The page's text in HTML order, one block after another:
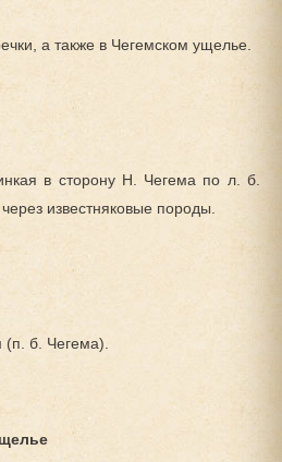
а также в Чегемском ущелье.
в сторону Н. Чегема по л. б.
известняковые породы.
б. Чегема).